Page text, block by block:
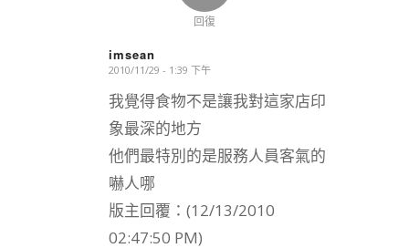
回復
imsean
says:
2010/11/29 - 1:39 下午
我覺得食物不是讓我對這家店印
象最深的地方
他們最特別的是服務人員客氣的
嚇人哪
版主回覆：(12/13/2010
02:47:50 PM)